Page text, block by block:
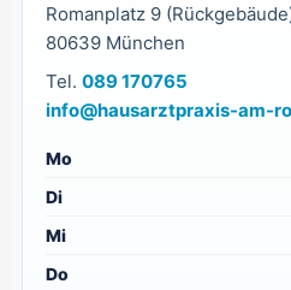
Romanplatz 9
80639 München
Tel. 089 170765
info@hausarztpraxis-am-
Mo
Di
Mi
Do